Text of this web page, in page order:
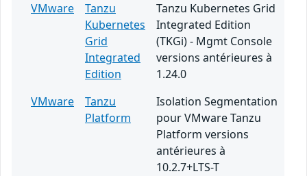
VMware
Tanzu
Kubernetes
Grid
Integrated
Edition
Tanzu Kubernetes Grid
Integrated Edition
(TKGi) - Mgmt Console
versions antérieures à
1.24.0
VMware
Tanzu
Platform
Isolation Segmentation
pour VMware Tanzu
Platform versions
antérieures à
10.2.7+LTS-T